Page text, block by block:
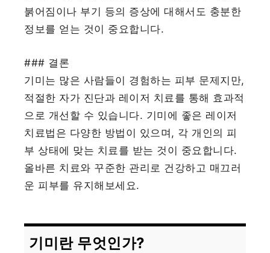
붉어짐이나 부기 등의 증상에 대해서도 충분한
정보를 얻는 것이 중요합니다.
### 결론
기미는 많은 사람들이 경험하는 피부 문제지만,
적절한 자가 진단과 레이저 치료를 통해 효과적
으로 개선할 수 있습니다. 기미에 좋은 레이저
치료법은 다양한 방법이 있으며, 각 개인의 피
부 상태에 맞는 치료를 받는 것이 중요합니다.
올바른 치료와 꾸준한 관리로 건강하고 매끄러
운 피부를 유지해보세요.
기미란 무엇인가?